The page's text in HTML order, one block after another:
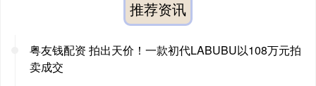
推荐资讯
粤友钱配资 拍出天价！一款初代LABUBU以108万元拍
卖成交